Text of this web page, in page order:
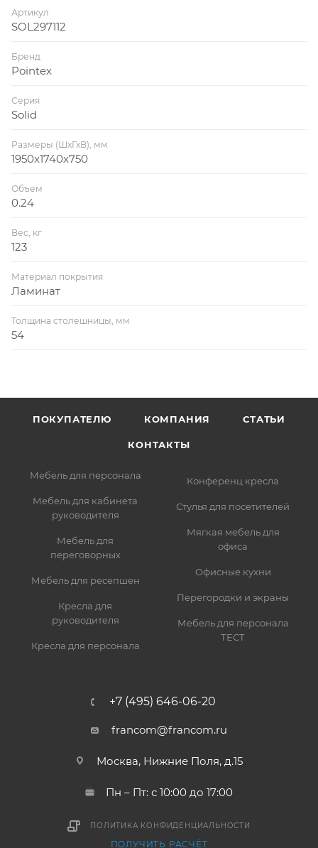
Артикул
SOL297112
Бренд
Pointex
Серия
Solid
Размеры (ШхГхВ), мм
1950x1740x750
Объем
0.24
Вес, кг
123
Материал покрытия
Ламинат
Толщина столешницы, мм
54
ПОКУПАТЕЛЮ КОМПАНИЯ СТАТЬИ
КОНТАКТЫ
Мебель для персонала
Мебель для кабинета
руководителя
Мебель для
переговорных
Мебель для ресепшен
Кресла для
руководителя
Кресла для персонала
Конференц кресла
Стулья для посетителей
Мягкая мебель для
офиса
Офисные кухни
Перегородки и экраны
Мебель для персонала
ТЕСТ
+7 (495) 646-06-20
francom@francom.ru
Москва, Нижние Поля, д.15
Пн – Пт: с 10:00 до 17:00
ПОЛИТИКА КОНФИДЕНЦИАЛЬНОСТИ
ПОЛУЧИТЬ РАСЧЁТ